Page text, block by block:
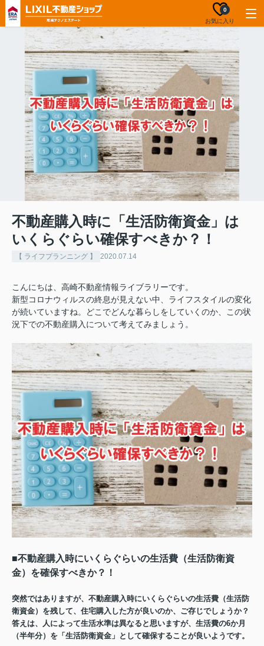
お気に入り
0
不動産購入時に「生活防衛資金」は
いくらぐらい確保すべきか？！
【 ライフプランニング 】 2020.07.14
こんにちは、高崎不動産情報ライブラリーです。
新型コロナウィルスの終息が見えない中、ライフスタイルの変化
が続いていますね。どこでどんな暮らしをしていくのか、この状
況下での不動産購入について考えてみましょう。
■不動産購入時にいくらぐらいの生活費（生活防衛資
金）を確保すべきか？！
突然ではありますが、不動産購入時にいくらぐらいの生活費（生活防
衛資金）を残して、住宅購入した方が良いのか、ご存じでしょうか？
答えは、人によって生活水準は異なると思いますが、生活費の6か月
（半年分）を「生活防衛資金」として確保することが良いようです。